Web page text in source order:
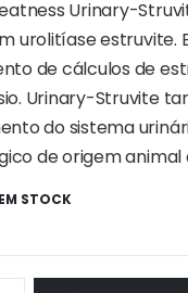
Urinary-
urolitíase estruvite.
de cálculos de
Urinary-Struvite
do sistema
de origem
EM STOCK